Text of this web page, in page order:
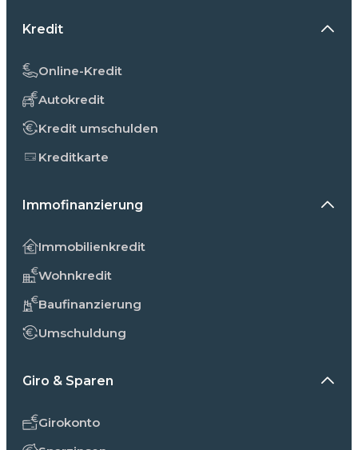
Kredit
Online-Kredit
Autokredit
Kredit umschulden
Kreditkarte
Immofinanzierung
Immobilienkredit
Wohnkredit
Baufinanzierung
Umschuldung
Giro & Sparen
Girokonto